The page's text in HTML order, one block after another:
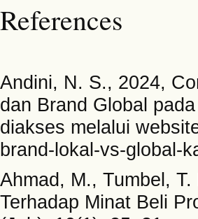
References
Andini, N. S., 2024,
dan Brand Global
diakses melalui
brand-lokal-vs-global-
Ahmad, M., Tumbel,
Terhadap Minat Beli